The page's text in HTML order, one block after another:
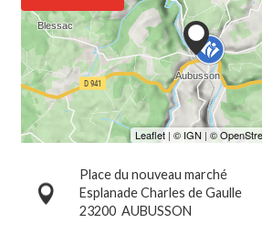
Place du nouveau marché
Esplanade Charles de Gaulle
23200 AUBUSSON